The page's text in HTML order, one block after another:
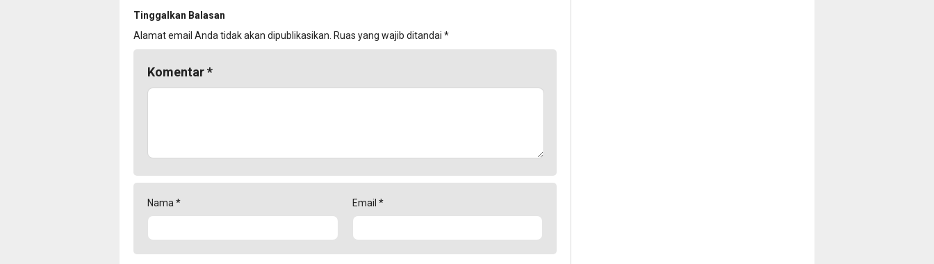
Tinggalkan Balasan
Alamat email Anda tidak akan dipublikasikan. Ruas yang wajib ditandai *
Komentar*
Nama * Email *